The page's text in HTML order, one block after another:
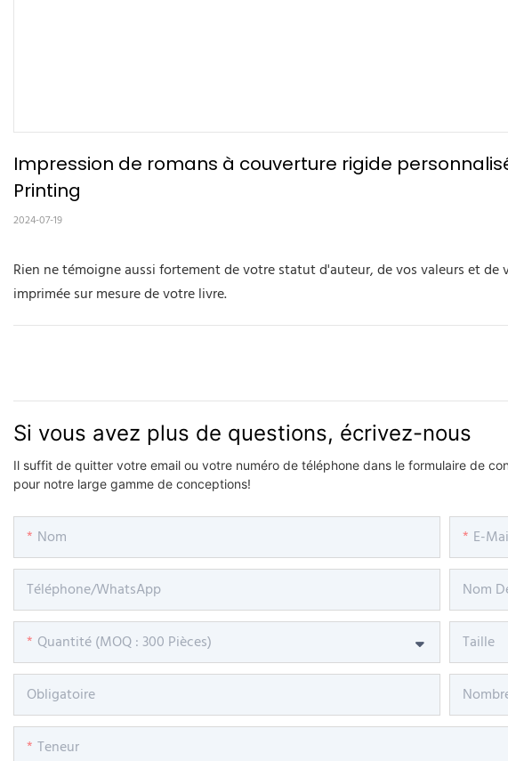
Impression de romans à couverture rigide
Printing
2024-07-19
Rien ne témoigne aussi fortement de votre statut d'auteur, de vos valeurs et
imprimée sur mesure de votre livre.
Si vous avez plus de questions, écrivez-nous
Il suffit de quitter votre email ou votre numéro de téléphone dans le formulaire de
pour notre large gamme de conceptions!
Nom E-
Téléphone/WhatsApp Nom
Quantité (MOQ : 300 Pièces) Taille
Obligatoire
Teneur